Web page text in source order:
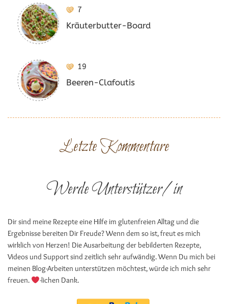
7
Kräuterbutter-Board
19
Beeren-Clafoutis
Letzte Kommentare
Werde Unterstützer/in
Dir sind meine Rezepte eine Hilfe im glutenfreien Alltag und die
Ergebnisse bereiten Dir Freude? Wenn dem so ist, freut es mich
wirklich von Herzen! Die Ausarbeitung der bebilderten Rezepte,
Videos und Support sind zeitlich sehr aufwändig. Wenn Du mich bei
meinen Blog-Arbeiten unterstützen möchtest, würde ich mich sehr
freuen.
-lichen Dank.